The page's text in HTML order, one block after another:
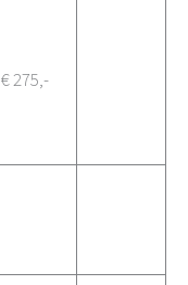
€ 275,-